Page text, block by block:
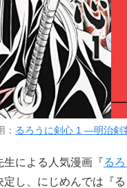
： るろうに剣心 1 ―明治剣
生による人気漫画『る
定し、にじめんでは『